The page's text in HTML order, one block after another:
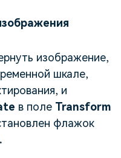
изображение,
шкале,
и
в поле Transform
флажок
.